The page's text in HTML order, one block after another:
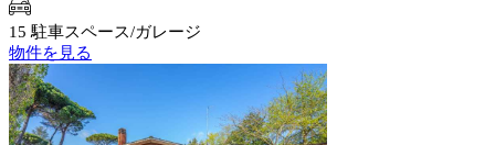
15 駐車スペース/ガレージ
物件を見る